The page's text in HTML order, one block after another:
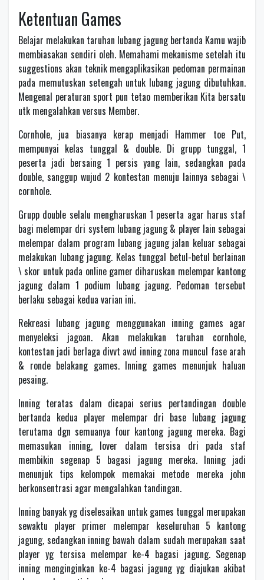
Ketentuan Games
Belajar melakukan taruhan lubang jagung bertanda Kamu wajib
membiasakan sendiri oleh. Memahami mekanisme setelah itu
suggestions akan teknik mengaplikasikan pedoman permainan
pada memutuskan setengah untuk lubang jagung dibutuhkan.
Mengenal peraturan sport pun tetao memberikan Kita bersatu
utk mengalahkan versus Member.
Cornhole, jua biasanya kerap menjadi Hammer toe Put,
mempunyai kelas tunggal & double. Di grupp tunggal, 1
peserta jadi bersaing 1 persis yang lain, sedangkan pada
double, sanggup wujud 2 kontestan menuju lainnya sebagai \
cornhole.
Grupp double selalu mengharuskan 1 peserta agar harus staf
bagi melempar dri system lubang jagung & player lain sebagai
melempar dalam program lubang jagung jalan keluar sebagai
melakukan lubang jagung. Kelas tunggal betul-betul berlainan
\ skor untuk pada online gamer diharuskan melempar kantong
jagung dalam 1 podium lubang jagung. Pedoman tersebut
berlaku sebagai kedua varian ini.
Rekreasi lubang jagung menggunakan inning games agar
menyeleksi jagoan. Akan melakukan taruhan cornhole,
kontestan jadi berlaga divvt awd inning zona muncul fase arah
& ronde belakang games. Inning games menunjuk haluan
pesaing.
Inning teratas dalam dicapai serius pertandingan double
bertanda kedua player melempar dri base lubang jagung
terutama dgn semuanya four kantong jagung mereka. Bagi
memasukan inning, lover dalam tersisa dri pada staf
membikin segenap 5 bagasi jagung mereka. Inning jadi
menunjuk tips kelompok memakai metode mereka john
berkonsentrasi agar mengalahkan tandingan.
Inning banyak yg diselesaikan untuk games tunggal merupakan
sewaktu player primer melempar keseluruhan 5 kantong
jagung, sedangkan inning bawah dalam sudah merupakan saat
player yg tersisa melempar ke-4 bagasi jagung. Segenap
inning menginginkan ke-4 bagasi jagung yg diajukan akibat